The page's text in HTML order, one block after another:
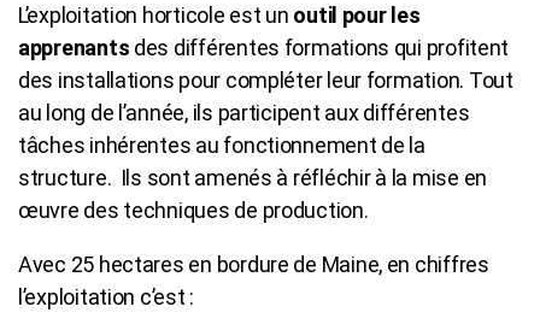
d'un des principaux bassins de production
horticole français, elle est un support et un
interface essentiels à l'établissement dans sa
relation avec les filières professionnelles et le
territoire.
L’exploitation horticole est un outil pour les
apprenants des différentes formations qui profitent
des installations pour compléter leur formation. Tout
au long de l’année, ils participent aux différentes
tâches inhérentes au fonctionnement de la
structure. Ils sont amenés à réfléchir à la mise en
œuvre des techniques de production.
Avec 25 hectares en bordure de Maine, en chiffres
l’exploitation c’est :